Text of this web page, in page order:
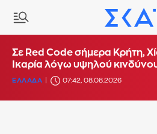
Σε Red Code σήμερα Κρήτη,
Ικαρία λόγω υψηλού
ΕΛΛΑΔΑ 07:42, 08.08.2026